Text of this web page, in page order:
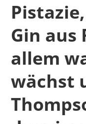
Gin
allem
wächst